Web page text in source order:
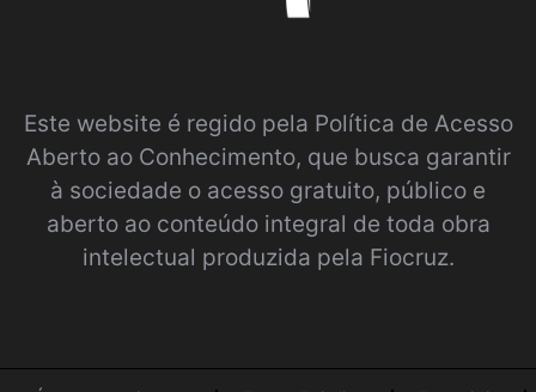
Este website é regido pela Política de Acesso
Aberto ao Conhecimento, que busca garantir
à sociedade o acesso gratuito, público e
aberto ao conteúdo integral de toda obra
intelectual produzida pela Fiocruz.